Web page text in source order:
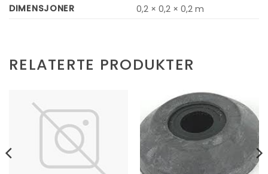
DIMENSJONER
0,2 × 0,2 × 0,2 m
RELATERTE PRODUKTER